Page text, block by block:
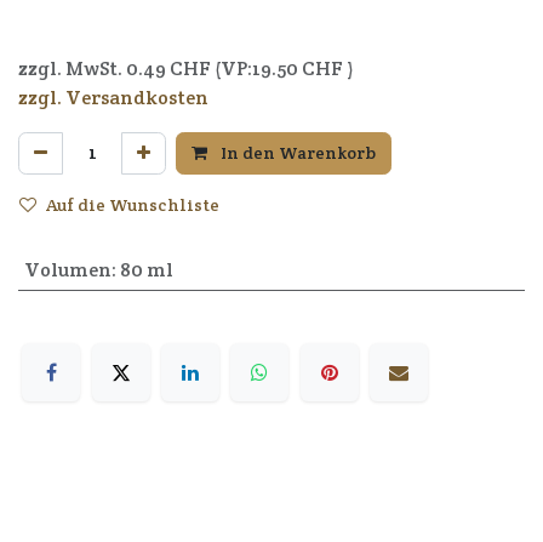
zzgl. MwSt. 0.49 CHF (VP:19.50 CHF )
zzgl. Versandkosten
In den Warenkorb
Auf die Wunschliste
Volumen: 80 ml